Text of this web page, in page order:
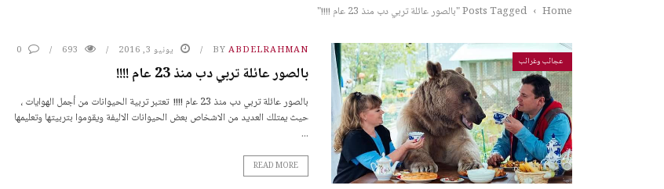
Home
› Posts Tagged "بالصور عائلة تربي دب منذ 23 عام !!!!"
عجائب وغرائب
BYABDELRAHMAN يونيو 3, 2016 693
0
بالصور عائلة تربي دب منذ 23 عام !!!!
بالصور عائلة تربي دب منذ 23 عام !!!! تعتبر تربية الحيوانات من أجمل الهوايات ،
حيث يمتلك العديد من الاشخاص بعض الحيوانات الاليفة ويقوموا بتربيتها وتعليمها
...
READ MORE